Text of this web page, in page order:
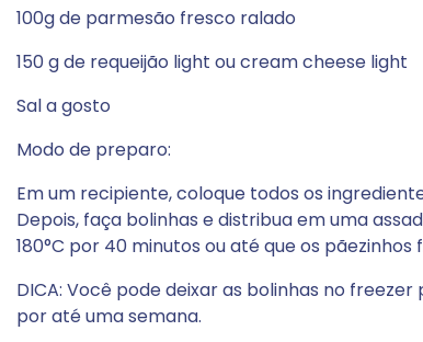
100g de parmesão fresco ralado
150 g de requeijão light ou cream cheese light
Sal a gosto
Modo de preparo:
Em um recipiente, coloque todos os
Depois, faça bolinhas e distribua em uma
180°C por 40 minutos ou até que os
DICA: Você pode deixar as bolinhas no
por até uma semana.